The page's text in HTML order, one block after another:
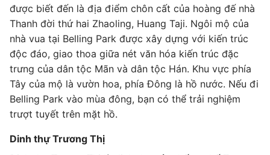
được biết đến là địa điểm chôn cất của hoàng đế nhà
Thanh đời thứ hai Zhaoling, Huang Taji. Ngôi mộ của
nhà vua tại Belling Park được xây dựng với kiến trúc
độc đáo, giao thoa giữa nét văn hóa kiến trúc đặc
trưng của dân tộc Mãn và dân tộc Hán. Khu vực phía
Tây của mộ là vườn hoa, phía Đông là hồ nước. Nếu đi
Belling Park vào mùa đông, bạn có thể trải nghiệm
trượt tuyết trên mặt hồ.
Dinh thự Trương Thị